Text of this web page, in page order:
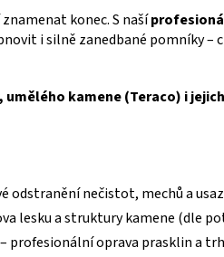
konec. S naší
i silně zanedbané pomníky –
kamene (Teraco) i jejich
odstranění nečistot, mechů a
lesku a struktury kamene (dle
profesionální oprava prasklin a